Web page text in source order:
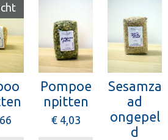
Pompoe
npitten
€ 4,03
Sesamza
ad
ongepel
d